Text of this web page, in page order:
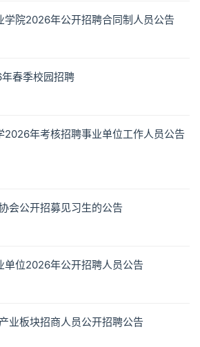
学院2026年公开招聘合同制人员公告
春季校园招聘
2026年考核招聘事业单位工作人员公告
会公开招募见习生的公告
单位2026年公开招聘人员公告
业板块招商人员公开招聘公告